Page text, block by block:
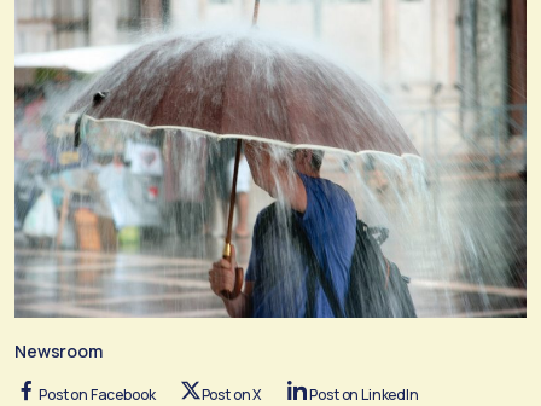
Newsroom
Post on Facebook Post on X Post on LinkedIn